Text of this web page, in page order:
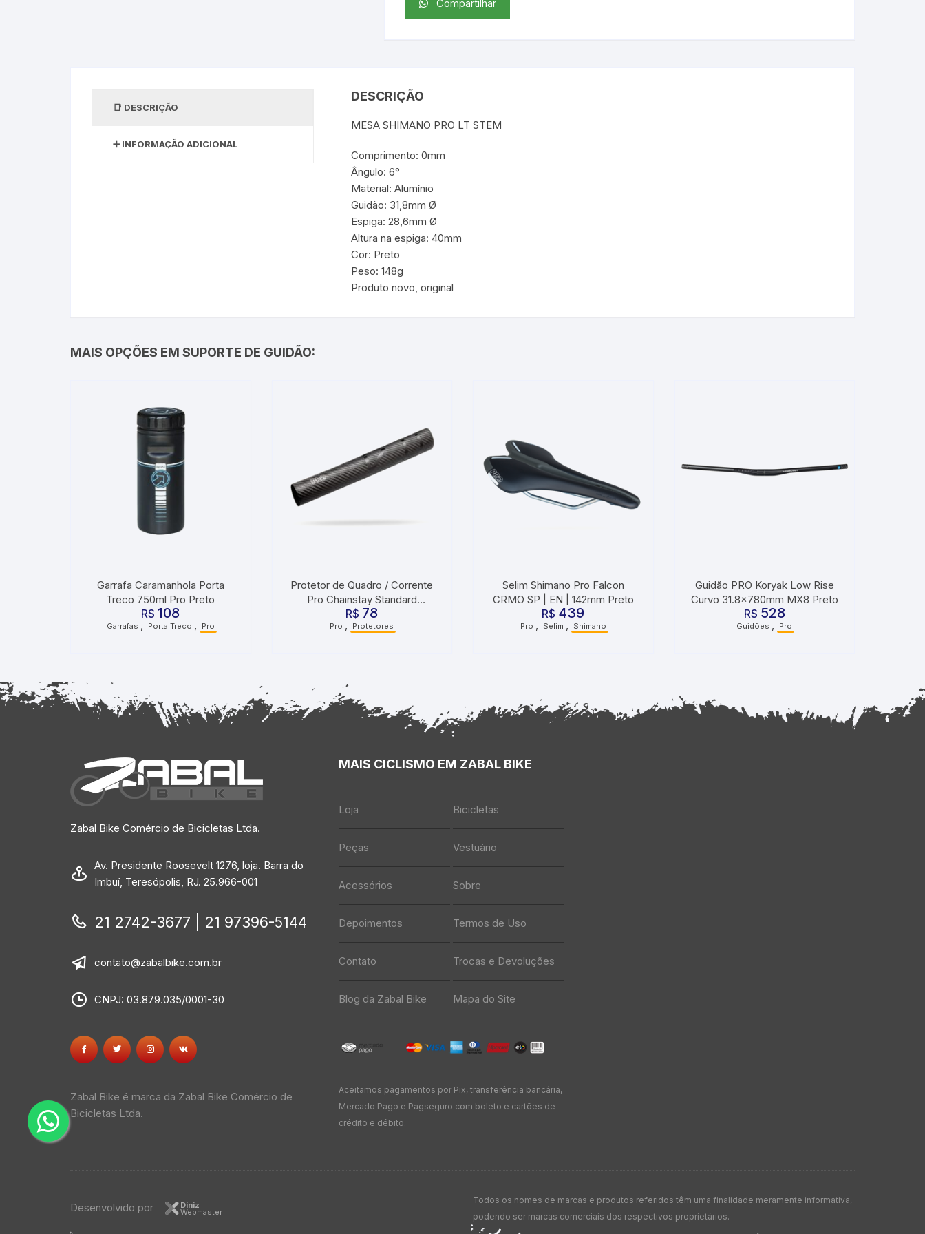
Compartilhar
DESCRIÇÃO
INFORMAÇÃO ADICIONAL
DESCRIÇÃO
MESA SHIMANO PRO LT STEM
Comprimento: 0mm
Ângulo: 6°
Material: Alumínio
Guidão: 31,8mm Ø
Espiga: 28,6mm Ø
Altura na espiga: 40mm
Cor: Preto
Peso: 148g
Produto novo, original
MAIS OPÇÕES EM SUPORTE DE GUIDÃO:
Garrafa Caramanhola Porta
Treco 750ml Pro Preto
R$ 108
Garrafas , Porta Treco , Pro
Protetor de Quadro / Corrente
Pro Chainstay Standard
PRAC0001
R$ 78
Pro , Protetores
Selim Shimano Pro Falcon
CRMO SP | EN | 142mm Preto
R$ 439
Pro , Selim , Shimano
Guidão PRO Koryak Low Rise
Curvo 31.8x780mm MX8 Preto
R$ 528
Guidões , Pro
Zabal Bike Comércio de Bicicletas Ltda.
Av. Presidente Roosevelt 1276, loja. Barra do
Imbuí, Teresópolis, RJ. 25.966-001
21 2742-3677 | 21 97396-5144
contato@zabalbike.com.br
CNPJ: 03.879.035/0001-30
Zabal Bike é marca da Zabal Bike Comércio de
Bicicletas Ltda.
MAIS CICLISMO EM ZABAL BIKE
Loja Bicicletas
Peças Vestuário
Acessórios Sobre
Depoimentos Termos de Uso
Contato Trocas e Devoluções
Blog da Zabal Bike Mapa do Site
Aceitamos pagamentos por Pix, transferência bancária,
Mercado Pago e Pagseguro com boleto e cartões de
crédito e débito.
Desenvolvido por Diniz
Webmaster
Todos os nomes de marcas e produtos referidos têm uma finalidade meramente informativa,
podendo ser marcas comerciais dos respectivos proprietários.